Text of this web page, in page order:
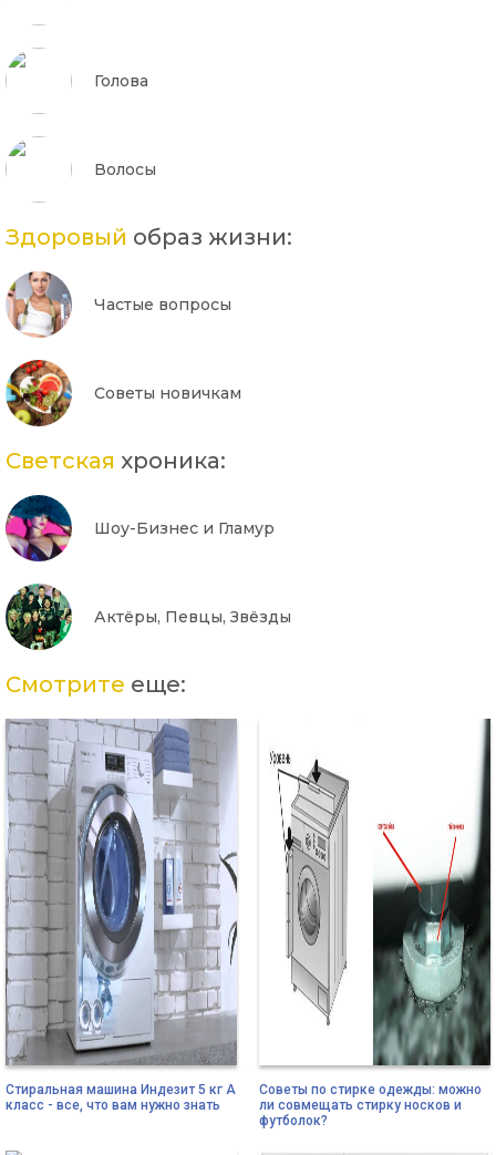
Голова
Волосы
Здоровый образ жизни:
Частые вопросы
Советы новичкам
Светская хроника:
Шоу-Бизнес и Гламур
Актёры, Певцы, Звёзды
Смотрите еще:
Стиральная машина Индезит 5 кг А
класс - все, что вам нужно знать
Советы по стирке одежды: можно
ли совмещать стирку носков и
футболок?